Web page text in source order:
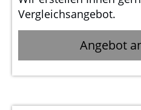
Vergleichsangebot.
Angebot